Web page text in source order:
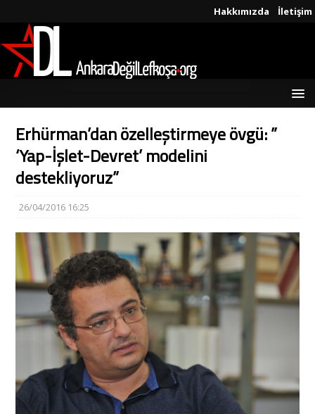
Hakkımızda İletişim
Erhürman’dan özelleştirmeye övgü: ”
‘Yap-İşlet-Devret’ modelini
destekliyoruz”
26/04/2016 16:25